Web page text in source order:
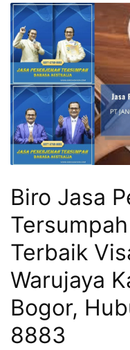
Biro Jasa
Terbaik
Warujaya
Bogor,
8883